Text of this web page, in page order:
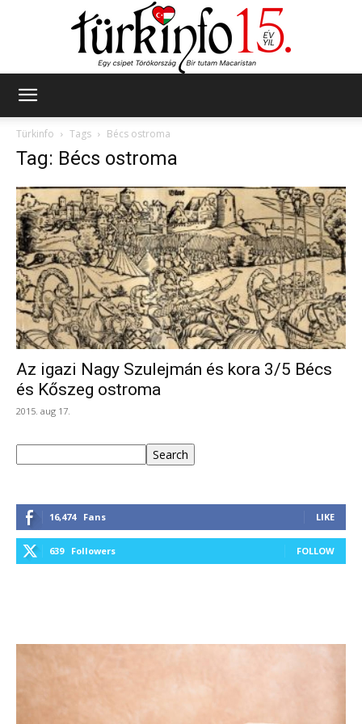
Türkinfo
Tags Bécs ostroma
Tag: Bécs ostroma
Az igazi Nagy Szulejmán és kora 3/5 Bécs
és Kőszeg ostroma
2015. aug 17.
Search
16,474 Fans LIKE
639 Followers FOLLOW